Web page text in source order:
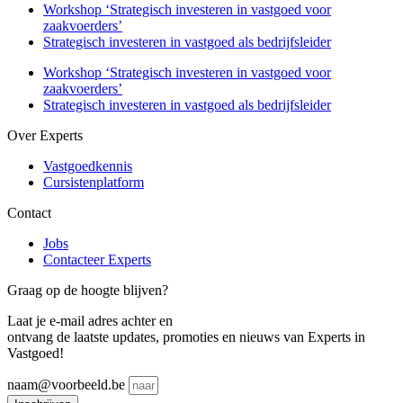
Workshop ‘Strategisch investeren in vastgoed voor
zaakvoerders’
Strategisch investeren in vastgoed als bedrijfsleider
Workshop ‘Strategisch investeren in vastgoed voor
zaakvoerders’
Strategisch investeren in vastgoed als bedrijfsleider
Over Experts
Vastgoedkennis
Cursistenplatform
Contact
Jobs
Contacteer Experts
Graag op de hoogte blijven?
Laat je e-mail adres achter en
ontvang de laatste updates, promoties en nieuws van Experts in
Vastgoed!
naam@voorbeeld.be